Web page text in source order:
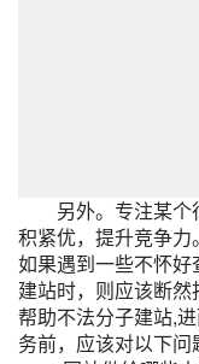
另外。专注某个
积紧优，提升竞争力
如果遇到一些不怀
建站时，则应该断
帮助不法分子建站,
务前，应该对以下问